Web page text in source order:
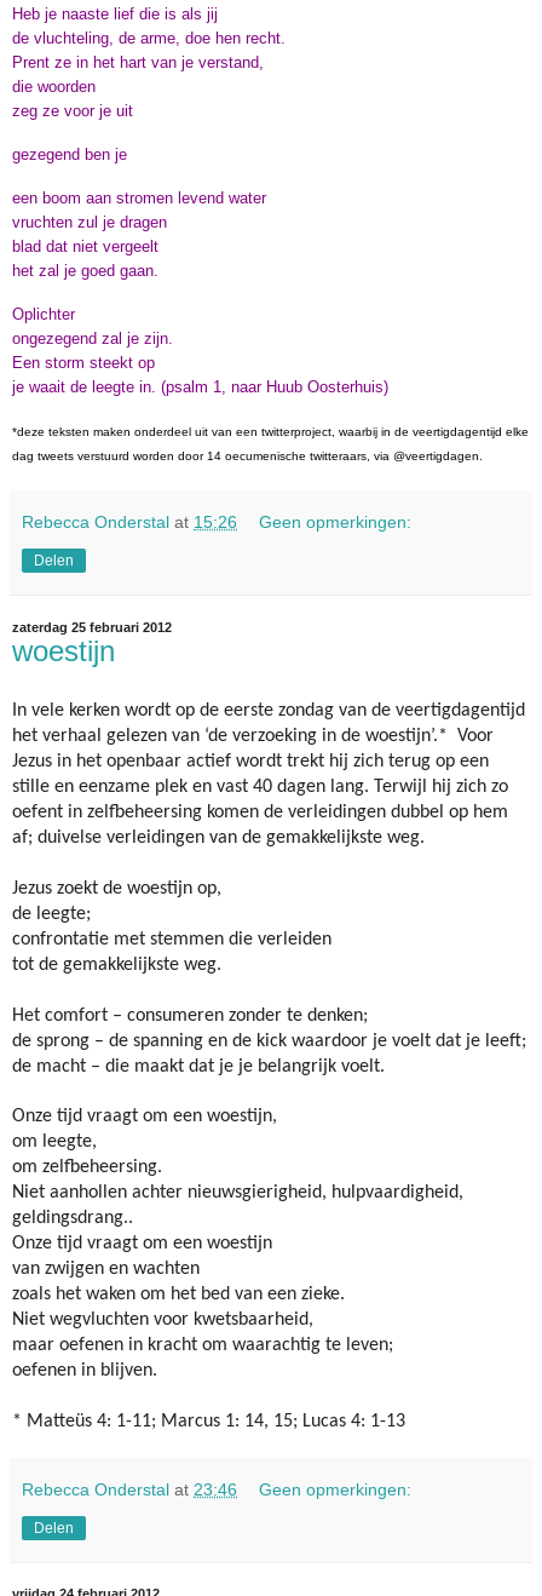
Heb je naaste lief die is als jij
de vluchteling, de arme, doe hen recht.
Prent ze in het hart van je verstand,
die woorden
zeg ze voor je uit
gezegend ben je
een boom aan stromen levend water
vruchten zul je dragen
blad dat niet vergeelt
het zal je goed gaan.
Oplichter
ongezegend zal je zijn.
Een storm steekt op
je waait de leegte in. (psalm 1, naar Huub Oosterhuis)
*deze teksten maken onderdeel uit van een twitterproject, waarbij in de veertigdagentijd elke
dag tweets verstuurd worden door 14 oecumenische twitteraars, via @veertigdagen.
Rebecca Onderstal at 15:26 Geen opmerkingen:
Delen
zaterdag 25 februari 2012
woestijn
In vele kerken wordt op de eerste zondag van de veertigdagentijd
het verhaal gelezen van ‘de verzoeking in de woestijn’.* Voor
Jezus in het openbaar actief wordt trekt hij zich terug op een
stille en eenzame plek en vast 40 dagen lang. Terwijl hij zich zo
oefent in zelfbeheersing komen de verleidingen dubbel op hem
af; duivelse verleidingen van de gemakkelijkste weg.
Jezus zoekt de woestijn op,
de leegte;
confrontatie met stemmen die verleiden
tot de gemakkelijkste weg.
Het comfort – consumeren zonder te denken;
de sprong – de spanning en de kick waardoor je voelt dat je leeft;
de macht – die maakt dat je je belangrijk voelt.
Onze tijd vraagt om een woestijn,
om leegte,
om zelfbeheersing.
Niet aanhollen achter nieuwsgierigheid, hulpvaardigheid,
geldingsdrang..
Onze tijd vraagt om een woestijn
van zwijgen en wachten
zoals het waken om het bed van een zieke.
Niet wegvluchten voor kwetsbaarheid,
maar oefenen in kracht om waarachtig te leven;
oefenen in blijven.
* Matteüs 4: 1-11; Marcus 1: 14, 15; Lucas 4: 1-13
Rebecca Onderstal at 23:46 Geen opmerkingen:
Delen